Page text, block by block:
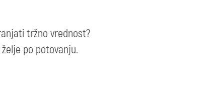
tržno vrednost?
po potovanju.